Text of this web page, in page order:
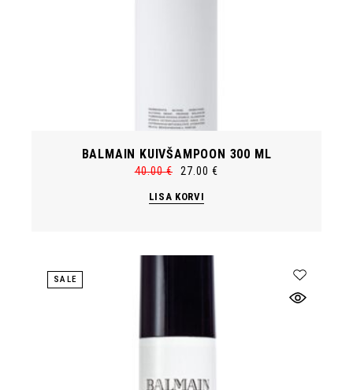
BALMAIN KUIVŠAMPOON 300 ML
40.00€
Algne
oli:
40.00 €.
27.00€
Current
27.00 €.
LISA KORVI
SALE